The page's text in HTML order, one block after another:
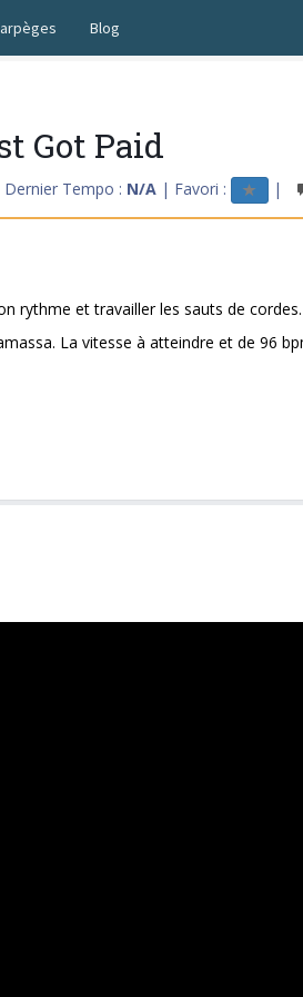
Blog
Got Paid
Tempo : N/A | Favori : |
rythme et travailler les sauts de cordes.
La vitesse à atteindre et de 96